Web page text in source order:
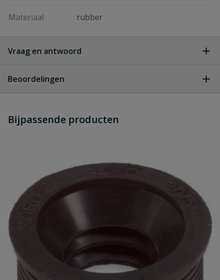
Materiaal rubber
Vraag en antwoord
dit product?
Beoordelingen
Schrijf zelf een beoordeling
Uw waardering:
Naam
Bijpassende producten